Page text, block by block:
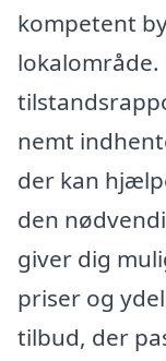
kompetent
lokalområde.
nemt
der kan
den
giver dig
priser og
tilbud, der